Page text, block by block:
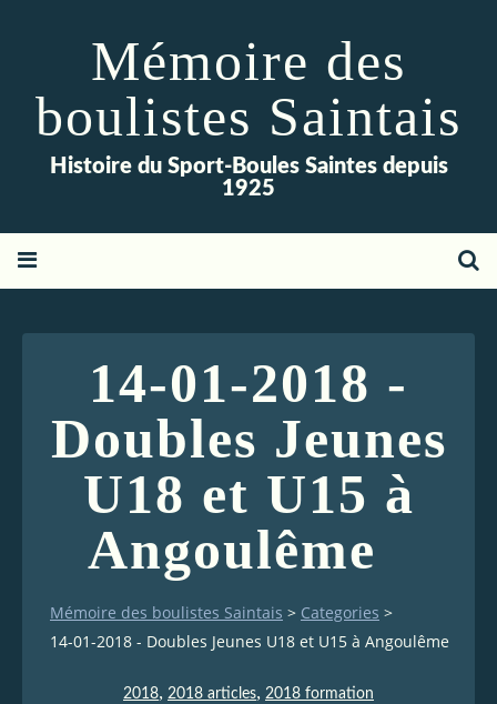
Mémoire des
boulistes Saintais
Histoire du Sport-Boules Saintes depuis
1925
14-01-2018 -
Doubles Jeunes
U18 et U15 à
Angoulême
Mémoire des boulistes Saintais > Categories >
14-01-2018 - Doubles Jeunes U18 et U15 à Angoulême
2018, 2018 articles, 2018 formation